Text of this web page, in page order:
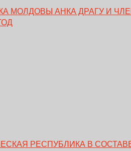
АНКА ДРАГУ И
РЕСПУБЛИКА В